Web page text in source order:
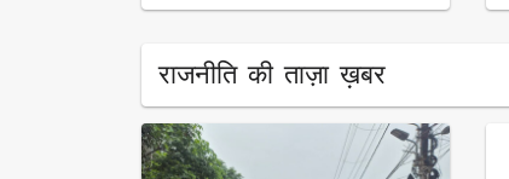
राजनीति की ताज़ा ख़बर